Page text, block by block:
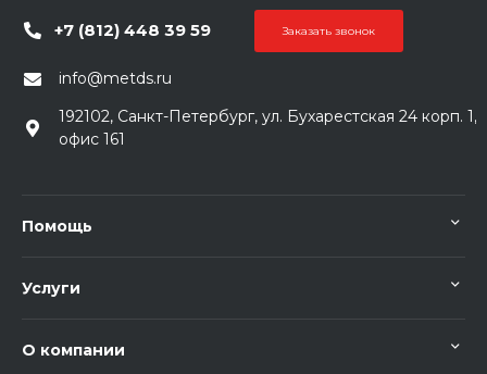
+7 (812) 448 39 59 Заказать звонок
info@metds.ru
192102, Санкт-Петербург, ул. Бухарестская 24 корп. 1,
офис 161
Помощь
Услуги
О компании